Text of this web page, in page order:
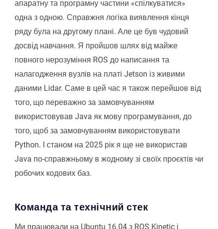
апаратну та програмну частини «спілкуватися»
одна з одною. Справжня логіка виявлення кінця
ряду була на другому плані. Але це був чудовий
досвід навчання. Я пройшов шлях від майже
повного нерозуміння ROS до написання та
налагодження вузлів на платі Jetson із живими
даними Lidar. Саме в цей час я також перейшов від
того, що переважно за замовчуванням
використовував Java як мову програмування, до
того, щоб за замовчуванням використовувати
Python. І станом на 2025 рік я ще не використав
Java по-справжньому в жодному зі своїх проєктів чи
робочих кодових баз.
Команда та технічний стек
Ми працювали на Ubuntu 16.04 з ROS Kinetic і